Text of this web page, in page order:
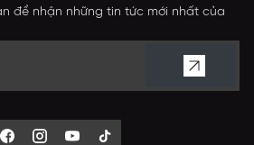
để nhận những tin tức mới nhất của